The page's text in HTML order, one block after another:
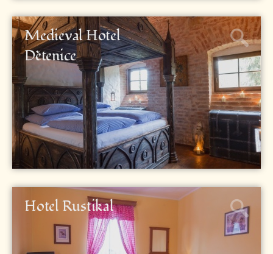
Medieval Hotel
Dětenice
Hotel Rustikal